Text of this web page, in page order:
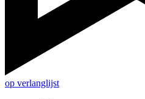
op verlanglijst